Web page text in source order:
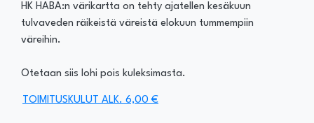
HK HABA:n värikartta on tehty ajatellen kesäkuun
tulvaveden räikeistä väreistä elokuun tummempiin
väreihin.
Otetaan siis lohi pois kuleksimasta.
TOIMITUSKULUT ALK. 6,00 €